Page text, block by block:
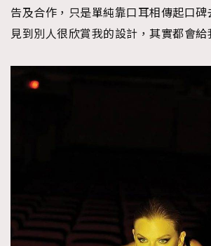
告及合作，只是單純靠口耳相傳起口
見到別人很欣賞我的設計，其實都會給